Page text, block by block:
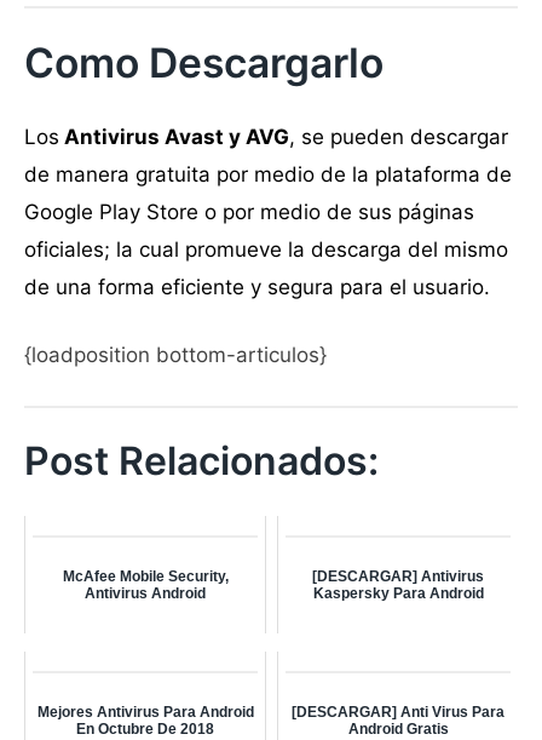
Como Descargarlo
Los Antivirus Avast y AVG, se pueden descargar
de manera gratuita por medio de la plataforma de
Google Play Store o por medio de sus páginas
oficiales; la cual promueve la descarga del mismo
de una forma eficiente y segura para el usuario.
{loadposition bottom-articulos}
Post Relacionados:
McAfee Mobile Security,
Antivirus Android
[DESCARGAR] Antivirus
Kaspersky Para Android
Mejores Antivirus Para Android
En Octubre De 2018
[DESCARGAR] Anti Virus Para
Android Gratis